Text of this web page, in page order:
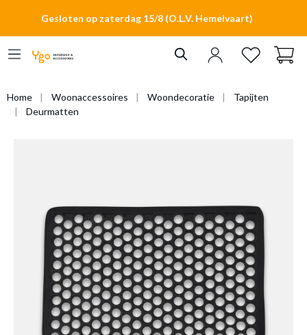
Gesloten op zaterdag 15/8 (O.L.V. Hemelvaart)
Home Woonaccessoires Woondecoratie
Tapijten
Deurmatten